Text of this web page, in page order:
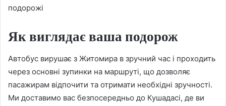
подорожі
Як виглядає ваша подорож
Автобус вирушає з Житомира в зручний час і проходить
через основні зупинки на маршруті, що дозволяє
пасажирам відпочити та отримати необхідні зручності.
Ми доставимо вас безпосередньо до Кушадасі, де ви